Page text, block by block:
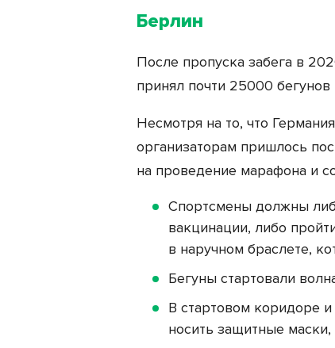
Берлин
После пропуска забега в
принял почти 25000 бегунов
Несмотря на то, что
организаторам пришлось
на проведение марафона и
Спортсмены должны
вакцинации, либо
в наручном браслете,
Бегуны стартовали
В стартовом коридоре
носить защитные